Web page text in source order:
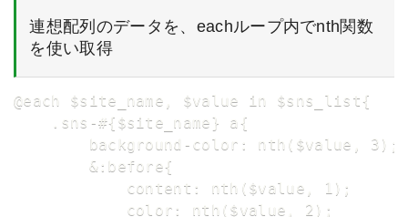
連想配列のデータを、eachループ内でnth関数
を使い取得
@each $site_name, $value in $sns_list{
    .sns-#{$site_name} a{
        background-color: nth($value, 3);
        &:before{
            content: nth($value, 1);
            color: nth($value, 2);